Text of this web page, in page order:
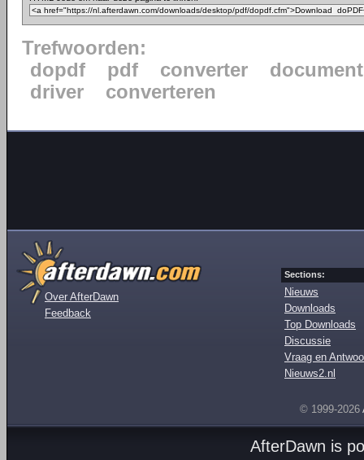
Trefwoorden:
dopdf
pdf converter
document
driver
converteren
Over AfterDawn
Feedback
Sections:
Nieuws
Downloads
Top Downloads
Discussie
Vraag en
Nieuws2.nl
© 1999-2026
AfterDawn is